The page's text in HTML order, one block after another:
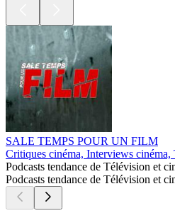
SALE TEMPS POUR UN FILM
Critiques cinéma, Interviews cinéma,
Podcasts tendance de Télévision et
Podcasts tendance de Télévision et